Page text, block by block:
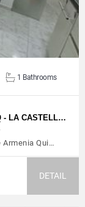
1 Bathrooms
- LA CASTELL…
Armenia Qui…
DETAIL